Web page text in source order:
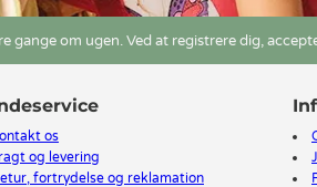
gange om ugen. Ved at registrere dig,
os
og levering
fortrydelse og reklamation